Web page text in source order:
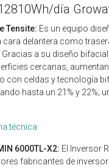
día
Tensite: Es un equipo
delantera como
a su diseño
cercanas,
con celdas y tecnología
hasta un 21% y
técnica
6000TL-X2: El Inversor
fabricantes de